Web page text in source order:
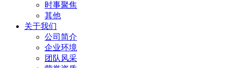
时事聚焦
其他
关于我们
公司简介
企业环境
团队风采